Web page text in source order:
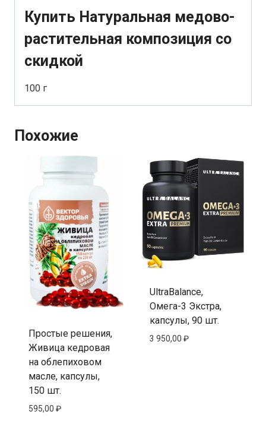
Купить Натуральная медово-
растительная композиция со
скидкой
100 г
Похожие
Простые решения,
Живица кедровая
на облепиховом
масле, капсулы,
150 шт.
595,00 ₽
UltraBalance,
Омега-3 Экстра,
капсулы, 90 шт.
3 950,00 ₽